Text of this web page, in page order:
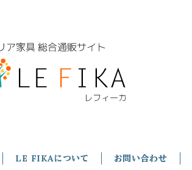
LE FIKAについて お問い合わせ